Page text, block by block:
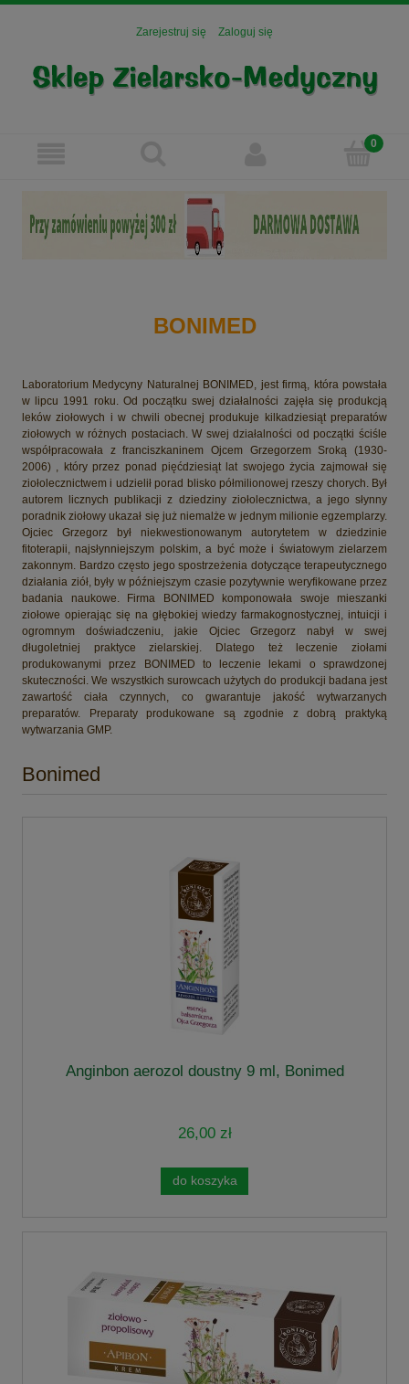
Zarejestruj się Zaloguj się
BONIMED
Laboratorium Medycyny Naturalnej BONIMED, jest firmą, która powstała
w lipcu 1991 roku. Od początku swej działalności zajęła się produkcją
leków ziołowych i w chwili obecnej produkuje kilkadziesiąt preparatów
ziołowych w różnych postaciach. W swej działalności od początki ściśle
współpracowała z franciszkaninem Ojcem Grzegorzem Sroką (1930-
2006) , który przez ponad pięćdziesiąt lat swojego życia zajmował się
ziołolecznictwem i udzielił porad blisko półmilionowej rzeszy chorych. Był
autorem licznych publikacji z dziedziny ziołolecznictwa, a jego słynny
poradnik ziołowy ukazał się już niemalże w jednym milionie egzemplarzy.
Ojciec Grzegorz był niekwestionowanym autorytetem w dziedzinie
fitoterapii, najsłynniejszym polskim, a być może i światowym zielarzem
zakonnym. Bardzo często jego spostrzeżenia dotyczące terapeutycznego
działania ziół, były w późniejszym czasie pozytywnie weryfikowane przez
badania naukowe. Firma BONIMED komponowała swoje mieszanki
ziołowe opierając się na głębokiej wiedzy farmakognostycznej, intuicji i
ogromnym doświadczeniu, jakie Ojciec Grzegorz nabył w swej
długoletniej praktyce zielarskiej. Dlatego też leczenie ziołami
produkowanymi przez BONIMED to leczenie lekami o sprawdzonej
skuteczności. We wszystkich surowcach użytych do produkcji badana jest
zawartość ciała czynnych, co gwarantuje jakość wytwarzanych
preparatów. Preparaty produkowane są zgodnie z dobrą praktyką
wytwarzania GMP.
Bonimed
Anginbon aerozol doustny 9 ml, Bonimed
26,00 zł
do koszyka